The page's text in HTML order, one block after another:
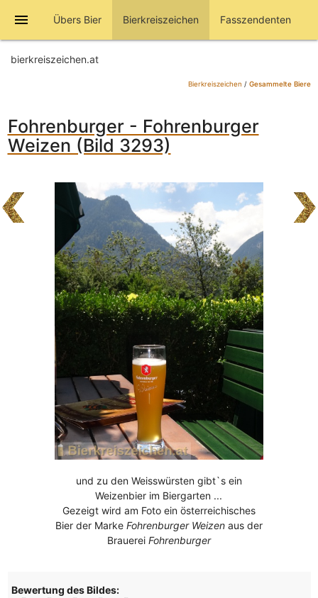
menu Übers Bier Bierkreiszeichen Fasszendenten
bierkreiszeichen.at
Bierkreiszeichen / Gesammelte Biere
Fohrenburger - Fohrenburger
Weizen (Bild 3293)
und zu den Weisswürsten gibt`s ein
Weizenbier im Biergarten ...
Gezeigt wird am Foto ein österreichisches
Bier der Marke Fohrenburger Weizenaus der
Brauerei Fohrenburger
Bewertung des Bildes: